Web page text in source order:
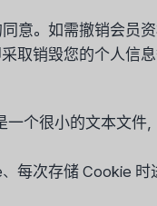
意。如需撤销会员
取销毁您的个人信
一个很小的文本文
每次存储 Cookie